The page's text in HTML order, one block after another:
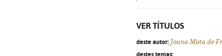
VER TÍTULOS
deste autor: Joana Mota de
destes temas: